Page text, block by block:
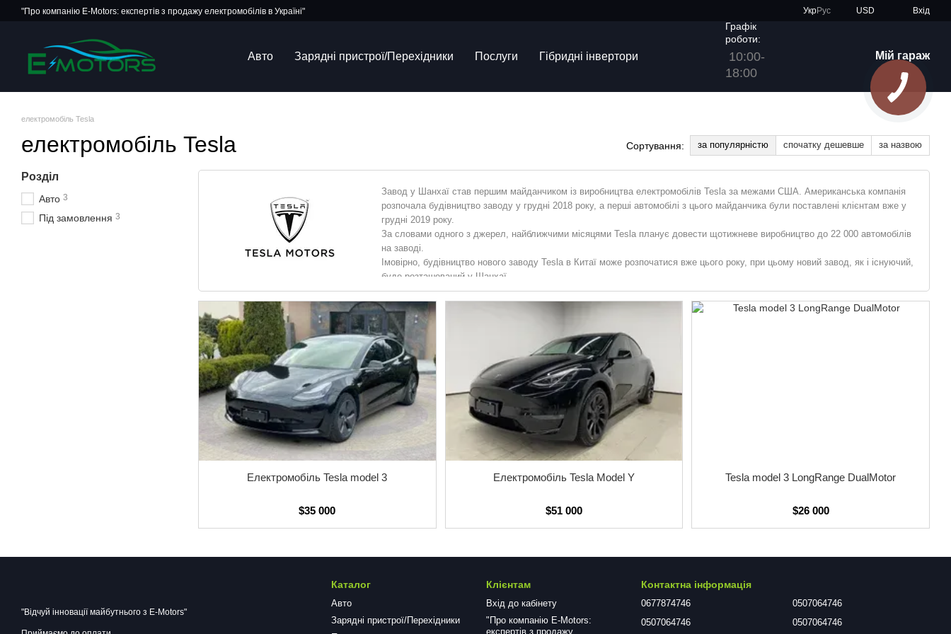
Перейти до основного контенту
"Про компанію E-Motors: експертів з продажу електромобілів в Україні" УкрРус USD Вхід
Авто Зарядні пристрої/Перехідники Послуги Гібридні інвертори
Графік
роботи:
10:00-
18:00
Мій гараж
електромобіль Tesla
електромобіль Tesla Сортування: за популярністю спочатку дешевше за назвою
Завод у Шанхаї став першим майданчиком із виробництва електромобілів Tesla за межами США. Американська компанія
розпочала будівництво заводу у грудні 2018 року, а перші автомобілі з цього майданчика були поставлені клієнтам вже у
грудні 2019 року.
За словами одного з джерел, найближчими місяцями Tesla планує довести щотижневе виробництво до 22 000 автомобілів
на заводі.
Імовірно, будівництво нового заводу Tesla в Китаї може розпочатися вже цього року, при цьому новий завод, як і існуючий,
буде розташований у Шанхаї.
За оцінкою експертів, після введення в експлуатацію другого заводу компанія Tesla зможе випускати лише у Китаї близько
2 мільйонів електромобілів на рік. Це дозволить Tesla зміцнити позиції лідера на світовому ринку електромобілів.
Електромобіль Tesla model 3
$35 000
Електромобіль Tesla Model Y
$51 000
Tesla model 3 LongRange DualMotor
$26 000
Розділ
Авто 3
Під замовлення 3
"Відчуй інновації майбутнього з E-Motors"
Каталог
Авто
Зарядні пристрої/Перехідники
Клієнтам
Вхід до кабінету
"Про компанію E-Motors:
експертів з продажу
Контактна інформація
0677874746
0507064746
0507064746
0507064746